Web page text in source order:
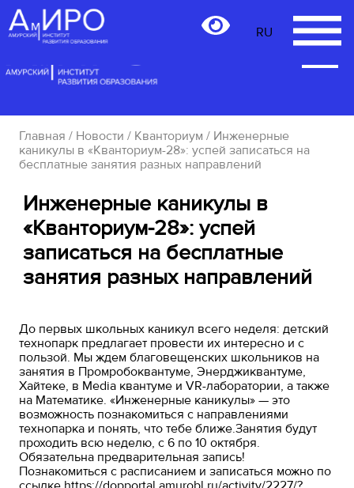
RU
Главная / Новости / Кванториум / Инженерные
каникулы в «Кванториум-28»: успей записаться на
бесплатные занятия разных направлений
Инженерные каникулы в
«Кванториум-28»: успей
записаться на бесплатные
занятия разных направлений
До первых школьных каникул всего неделя: детский
технопарк предлагает провести их интересно и с
пользой. Мы ждем благовещенских школьников на
занятия в Промробоквантуме, Энерджиквантуме,
Хайтеке, в Media квантуме и VR-лаборатории, а также
на Математике. «Инженерные каникулы» — это
возможность познакомиться с направлениями
технопарка и понять, что тебе ближе.Занятия будут
проходить всю неделю, с 6 по 10 октября.
Обязательна предварительная запись!
Познакомиться с расписанием и записаться можно по